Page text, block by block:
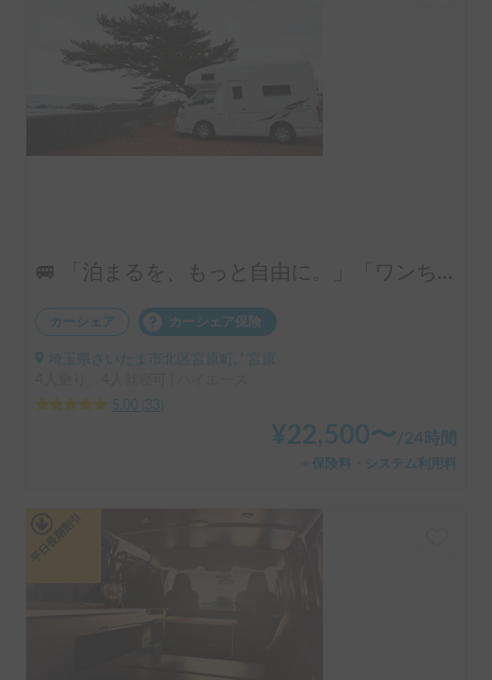
🚐 「泊まるを、もっと自由に。」「ワンちゃんも一緒に、旅に出よう。」ハイエースベースのラグジュアリーキャブコン！ 4人乗りで広々ゆったり快適空間 ・リアクーラー完備で移動中も後部座席も快適 ・揺れが少なく長距離でも快適な乗り心地 👉 初めてのキャンピングカーにもおすすめです！オプションキャンプ用品も充実してます。
カーシェア カーシェア保険
埼玉県さいたま市北区宮原町, ' 宮原
5.00
33
¥22,500〜 /24時間
＋保険料・システム利用料